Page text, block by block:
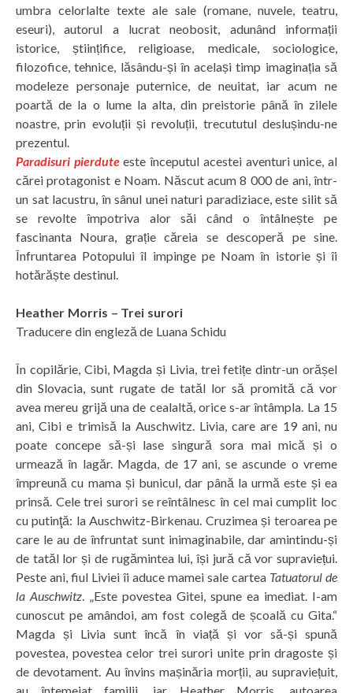
umbra celorlalte texte ale sale (romane, nuvele, teatru,
eseuri), autorul a lucrat neobosit, adunând informații
istorice, științifice, religioase, medicale, sociologice,
filozofice, tehnice, lăsându-și în același timp imaginația să
modeleze personaje puternice, de neuitat, iar acum ne
poartă de la o lume la alta, din preistorie până în zilele
noastre, prin evoluții și revoluții, trecututul deslușindu-ne
prezentul.
Paradisuri pierduteeste începutul acestei aventuri unice, al
cărei protagonist e Noam. Născut acum 8 000 de ani, într-
un sat lacustru, în sânul unei naturi paradiziace, este silit să
se revolte împotriva alor săi când o întâlnește pe
fascinanta Noura, grație căreia se descoperă pe sine.
Înfruntarea Potopului îl impinge pe Noam în istorie și îi
hotărăște destinul.
Heather Morris – Trei surori
Traducere din engleză de Luana Schidu
În copilărie, Cibi, Magda și Livia, trei fetițe dintr-un orășel
din Slovacia, sunt rugate de tatăl lor să promită că vor
avea mereu grijă una de cealaltă, orice s-ar întâmpla. La 15
ani, Cibi e trimisă la Auschwitz. Livia, care are 19 ani, nu
poate concepe să-și lase singură sora mai mică și o
urmează în lagăr. Magda, de 17 ani, se ascunde o vreme
împreună cu mama și bunicul, dar până la urmă este și ea
prinsă. Cele trei surori se reîntâlnesc în cel mai cumplit loc
cu putinţă: la Auschwitz-Birkenau. Cruzimea și teroarea pe
care le au de înfruntat sunt inimaginabile, dar amintindu-și
de tatăl lor și de rugămintea lui, își jură că vor supraviețui.
Peste ani, fiul Liviei îi aduce mamei sale cartea Tatuatorul de
la Auschwitz. „Este povestea Gitei, spune ea imediat. I-am
cunoscut pe amândoi, am fost colegă de școală cu Gita.“
Magda și Livia sunt încă în viață și vor să-și spună
povestea, povestea celor trei surori unite prin dragoste și
de devotament. Au învins mașinăria morții, au supraviețuit,